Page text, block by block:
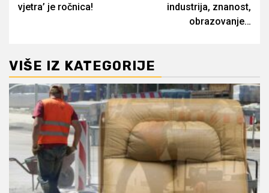
vjetra’ je ročnica!
industrija, znanost,
obrazovanje…
VIŠE IZ KATEGORIJE